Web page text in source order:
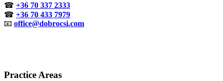
☎ +36 70 337 2333
☎ +36 70 433 7979
📧 office@dobrocsi.com
Practice Areas